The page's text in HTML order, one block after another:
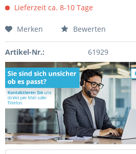
Lieferzeit ca. 8-10 Tage
Merken Bewerten
Artikel-Nr.: 61929